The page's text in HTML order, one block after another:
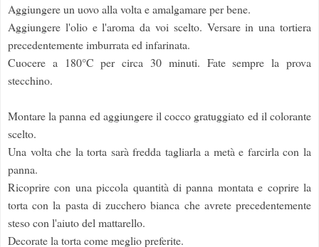
Aggiungere un uovo alla volta e amalgamare per bene.
Aggiungere l'olio e l'aroma da voi scelto. Versare in una tortiera
precedentemente imburrata ed infarinata.
Cuocere a 180°C per circa 30 minuti. Fate sempre la prova
stecchino.
Montare la panna ed aggiungere il cocco gratuggiato ed il colorante
scelto.
Una volta che la torta sarà fredda tagliarla a metà e farcirla con la
panna.
Ricoprire con una piccola quantità di panna montata e coprire la
torta con la pasta di zucchero bianca che avrete precedentemente
steso con l'aiuto del mattarello.
Decorate la torta come meglio preferite.